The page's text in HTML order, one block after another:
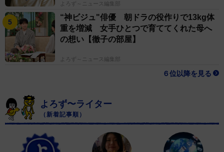
よろず～ニュース編集部
“神ビジュ"俳優 朝ドラの役作りで13kg体
重を増減 女手ひとつで育ててくれた母へ
の想い【徹子の部屋】
よろず～ニュース編集部
６位以降を見る
よろず〜ライター
（新着記事順）